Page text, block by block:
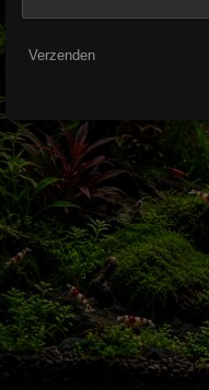
Verzenden